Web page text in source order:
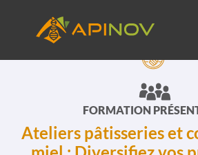
FORMATION
Ateliers pâtisseries et